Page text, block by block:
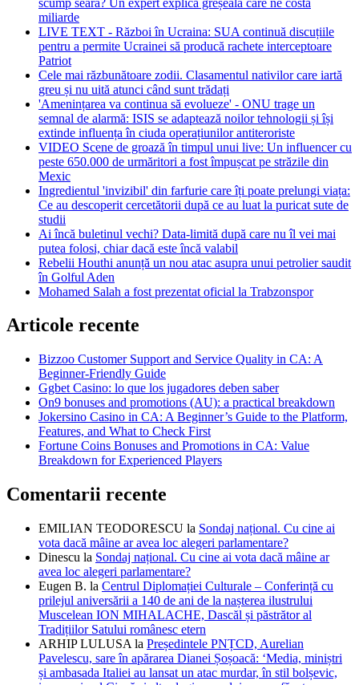
miliarde
LIVE TEXT - Război în Ucraina: SUA continuă discuțiile
pentru a permite Ucrainei să producă rachete interceptoare
Patriot
Cele mai răzbunătoare zodii. Clasamentul nativilor care iartă
greu și nu uită atunci când sunt trădați
'Amenințarea va continua să evolueze' - ONU trage un
semnal de alarmă: ISIS se adaptează noilor tehnologii și își
extinde influența în ciuda operațiunilor antiteroriste
VIDEO Scene de groază în timpul unui live: Un influencer cu
peste 650.000 de urmăritori a fost împușcat pe străzile din
Mexic
Ingredientul 'invizibil' din farfurie care îți poate prelungi viața:
Ce au descoperit cercetătorii după ce au luat la puricat sute de
studii
Ai încă buletinul vechi? Data-limită după care nu îl vei mai
putea folosi, chiar dacă este încă valabil
Rebelii Houthi anunță un nou atac asupra unui petrolier saudit
în Golful Aden
Mohamed Salah a fost prezentat oficial la Trabzonspor
Articole recente
Bizzoo Customer Support and Service Quality in CA: A
Beginner-Friendly Guide
Ggbet Casino: lo que los jugadores deben saber
On9 bonuses and promotions (AU): a practical breakdown
Jokersino Casino in CA: A Beginner’s Guide to the Platform,
Features, and What to Check First
Fortune Coins Bonuses and Promotions in CA: Value
Breakdown for Experienced Players
Comentarii recente
EMILIAN TEODORESCU la Sondaj național. Cu cine ai
vota dacă mâine ar avea loc alegeri parlamentare?
Dinescu la Sondaj național. Cu cine ai vota dacă mâine ar
avea loc alegeri parlamentare?
Eugen B. la Centrul Diplomației Culturale – Conferință cu
prilejul aniversării a 140 de ani de la nașterea ilustrului
Muscelean ION MIHALACHE, Dascăl și păstrător al
Tradițiilor Satului românesc etern
ARHIP LULUSA la Președintele PNȚCD, Aurelian
Pavelescu, sare în apărarea Dianei Șoșoacă: ‘Media, miniștri
și ambasada Italiei au lansat un atac murdar, în stil bolșevic,